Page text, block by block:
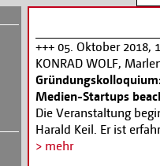
+++ 05. Oktober 2018,
KONRAD WOLF,
Medien-Startups
Die Veranstaltung
Harald Keil. Er ist
und Experte für
> mehr